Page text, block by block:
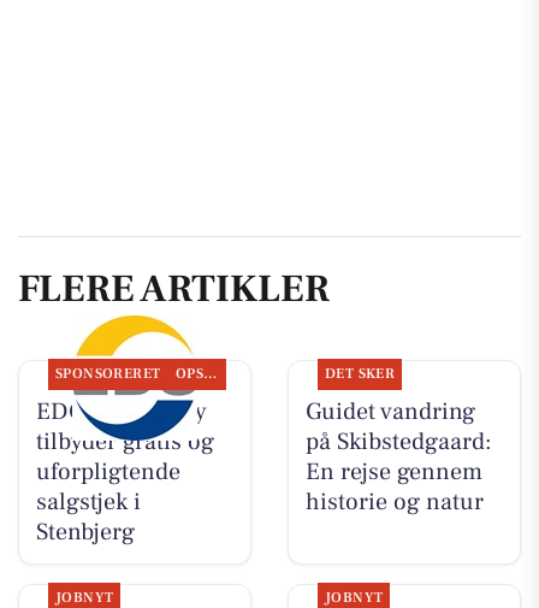
FLERE ARTIKLER
SPONSORERET OPSLAGSTAVLEN
EDC Hurup Thy
tilbyder gratis og
uforpligtende
salgstjek i
Stenbjerg
DET SKER
Guidet vandring
på Skibstedgaard:
En rejse gennem
historie og natur
JOBNYT JOBNYT